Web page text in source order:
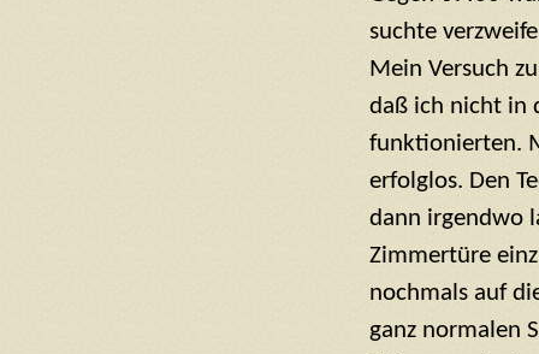
suchte
Mein Versuch
daß ich nicht in
funktionierten.
erfolglos. Den
dann irgendwo
Zimmertüre
nochmals auf
ganz normalen